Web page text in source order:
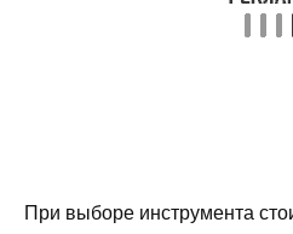
При выборе инструмента